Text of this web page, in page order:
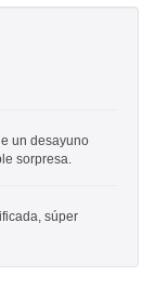
un desayuno
sorpresa.
súper